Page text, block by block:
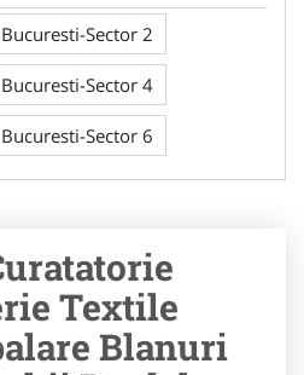
Bucuresti-Sector 2
Bucuresti-Sector 4
Bucuresti-Sector 6
Textile
Blanuri